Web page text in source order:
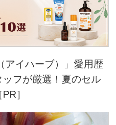
アイハーブ）」愛用歴
フが厳選！夏のセル
］